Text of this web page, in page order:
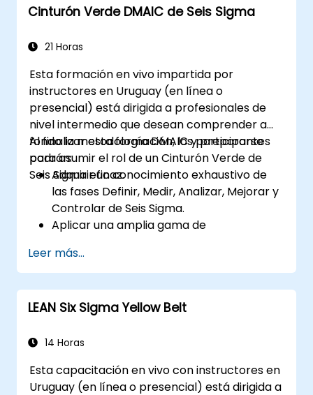
Cinturón Verde DMAIC de Seis Sigma
21 Horas
Esta formación en vivo impartida por
instructores en Uruguay (en línea o
presencial) está dirigida a profesionales de
nivel intermedio que desean comprender a
fondo la metodología DMAIC y prepararse
para asumir el rol de un Cinturón Verde de
Seis Sigma eficaz.
Al finalizar esta formación, los participantes
podrán:
Adquirir un conocimiento exhaustivo de
las fases Definir, Medir, Analizar, Mejorar y
Controlar de Seis Sigma.
Aplicar una amplia gama de
manera efectiva dentro de cada fase de
DMAIC.
Realizar e interpretar análisis estadísticos
para la mejora de procesos.
proyecto de Seis Sigma.
Leer más...
LEAN Six Sigma Yellow Belt
14 Horas
Esta capacitación en vivo con instructores en
Uruguay (en línea o presencial) está dirigida a